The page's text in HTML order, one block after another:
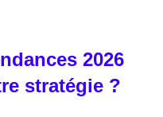
2026
stratégie ?